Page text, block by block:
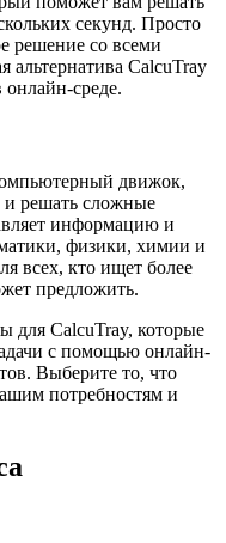
секунд. Просто
решение со всеми
CalcuTray
онлайн-среде.
движок,
и решать сложные
информацию и
физики, химии и
всех, кто ищет более
предложить.
для CalcuTray, которые
с помощью онлайн-
Выберите то, что
потребностям и